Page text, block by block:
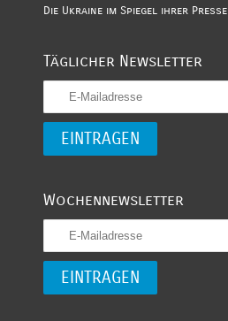
Die Ukraine im Spiegel ihrer Presse
Täglicher Newsletter
Wochennewsletter